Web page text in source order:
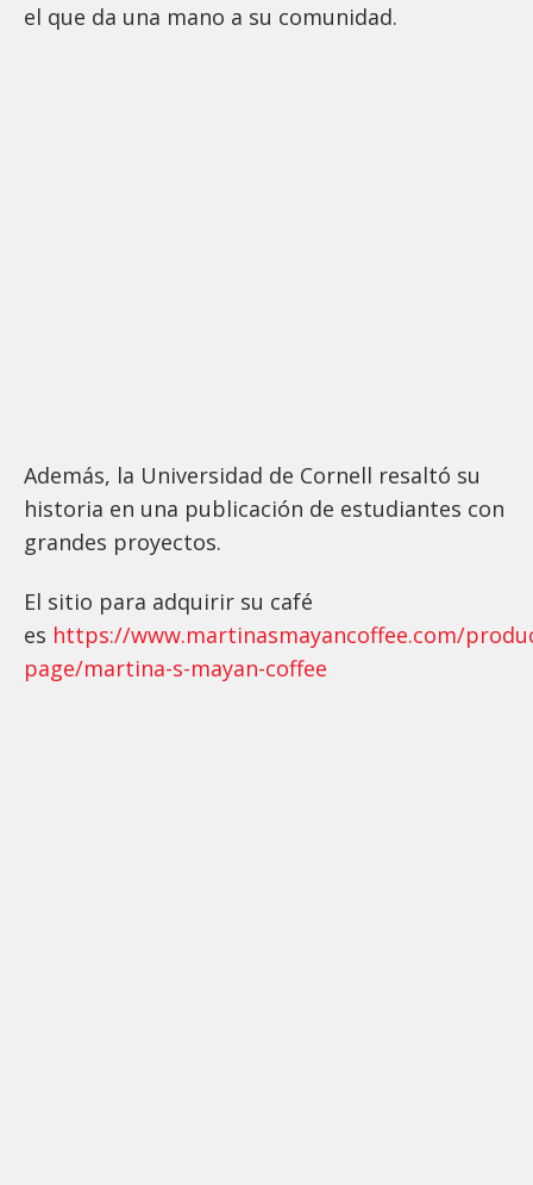
el que da una mano a su comunidad.
Además, la Universidad de Cornell resaltó su
historia en una publicación de estudiantes con
grandes proyectos.
El sitio para adquirir su café
es https://www.martinasmayancoffee.com/
page/martina-s-mayan-coffee